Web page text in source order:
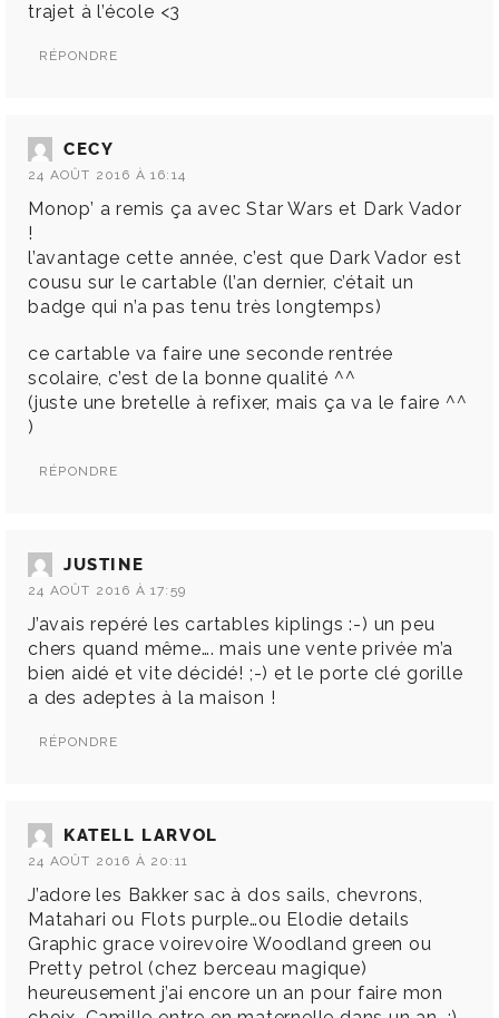
trajet à l’école <3
RÉPONDRE
CECY
24 AOÛT 2016 À 16:14
Monop’ a remis ça avec Star Wars et Dark Vador
!
l’avantage cette année, c’est que Dark Vador est
cousu sur le cartable (l’an dernier, c’était un
badge qui n’a pas tenu très longtemps)
ce cartable va faire une seconde rentrée
scolaire, c’est de la bonne qualité ^^
(juste une bretelle à refixer, mais ça va le faire ^^
)
RÉPONDRE
JUSTINE
24 AOÛT 2016 À 17:59
J’avais repéré les cartables kiplings :-) un peu
chers quand même…. mais une vente privée m’a
bien aidé et vite décidé! ;-) et le porte clé gorille
a des adeptes à la maison !
RÉPONDRE
KATELL LARVOL
24 AOÛT 2016 À 20:11
J’adore les Bakker sac à dos sails, chevrons,
Matahari ou Flots purple…ou Elodie details
Graphic grace voirevoire Woodland green ou
Pretty petrol (chez berceau magique)
heureusement j’ai encore un an pour faire mon